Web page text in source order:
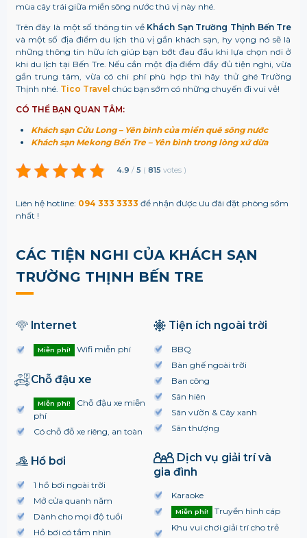
mùa cây trái giữa miền sông nước thú vị này nhé.
Trên đây là một số thông tin về Khách Sạn Trường Thịnh Bến Tre
và một số địa điểm du lịch thú vị gần khách sạn, hy vọng nó sẽ là
những thông tin hữu ích giúp bạn bớt đau đầu khi lựa chọn nơi ở
khi du lịch tại Bến Tre. Nếu cần một địa điểm đầy đủ tiện nghi, vừa
gần trung tâm, vừa có chi phí phù hợp thì hãy thử ghé Trường
Thịnh nhé. Tico Travel chúc bạn sớm có những chuyến đi vui vẻ!
CÓ THỂ BẠN QUAN TÂM:
Khách sạn Cửu Long – Yên bình của miền quê sông nước
Khách sạn Mekong Bến Tre – Yên bình trong lòng xứ dừa
4.9 / 5 ( 815 votes )
Liên hệ hotline: 094 333 3333 để nhận được ưu đãi đặt phòng sớm
nhất !
CÁC TIỆN NGHI CỦA KHÁCH SẠN
TRƯỜNG THỊNH BẾN TRE
Internet
Miễn phí! Wifi miễn phí
Chỗ đậu xe
Miễn phí!
Chỗ đậu xe miễn
phí
Có chỗ đỗ xe riêng, an toàn
Hồ bơi
1 hồ bơi ngoài trời
Mở cửa quanh năm
Dành cho mọi độ tuổi
Hồ bơi có tầm nhìn
Tiện ích ngoài trời
BBQ
Bàn ghế ngoài trời
Ban công
Sân hiên
Sân vườn & Cây xanh
Sân thượng
Dịch vụ giải trí và
gia đình
Karaoke
Miễn phí!
Truyền hình cáp
Khu vui chơi giải trí cho trẻ